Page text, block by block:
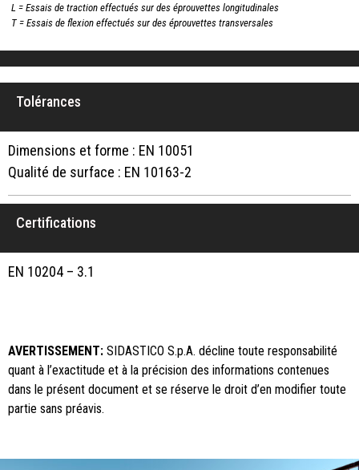
L = Essais de traction effectués sur des éprouvettes longitudinales
T = Essais de flexion effectués sur des éprouvettes transversales
Tolérances
Dimensions et forme : EN 10051
Qualité de surface : EN 10163-2
Certifications
EN 10204 – 3.1
AVERTISSEMENT: SIDASTICO S.p.A. décline toute responsabilité
quant à l’exactitude et à la précision des informations contenues
dans le présent document et se réserve le droit d’en modifier toute
partie sans préavis.